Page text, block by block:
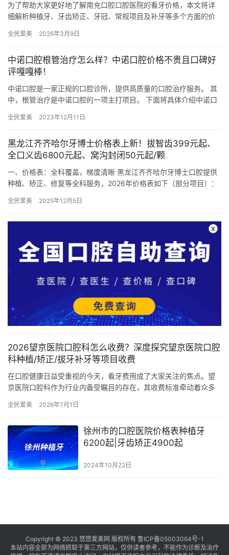
为了帮助大家更好地了解南充口腔口腔医院的看牙价格，本文将详
细解析种植牙、牙齿矫正、牙冠、常规项目及补牙等多个方面的价
韩…
全民爱美 2026年3月9日
中诺口腔根管治疗怎么样？中诺口腔价格不贵且口碑好
评嘎嘎棒！
中诺口腔是一家正规的口腔诊所，提供高质量的口腔治疗服务。 其
中，根管治疗是中诺口腔的一项主打项目。 下面将具体介绍中诺口
疗…
全民爱美 2023年12月11日
黑龙江齐齐哈尔牙博士价格表上新！拔智齿399元起、
全口义齿6800元起、窝沟封闭50元起/颗
一、价格表：全科覆盖，梯度清晰 黑龙江齐齐哈尔牙博士口腔提供
种植、矫正、修复等全科服务，2026年价格表如下（部分项目）：
全民爱美 2025年12月5日
2026望京医院口腔科怎么收费？深度探究望京医院口腔
科种植/矫正/拔牙补牙等项目收费
在口腔健康日益受重视的今天，看牙费用成了大家关注的焦点。望
京医院口腔科作为行业内备受瞩目的存在，其收费标准牵动着众多
全民爱美 2026年7月1日
徐州市的口腔医院价格表种植牙
6200起|牙齿矫正4900起
2024年10月22日
Copyright © 2023 悠悠爱美网 版权所有 鲁ICP备05003064号-1
本站内容全部为网络抓取于第三方网站，仅供读者参考，不能作为诊断及治疗